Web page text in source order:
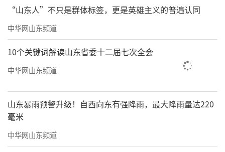
仿若从古代画卷中走来。她们或温婉端庄，或
英姿飒爽，举手投足间尽显古典韵味，仿佛带
着现场观众穿越了时空。华丽的配饰、精致的
妆容更是为表演添彩，让观众领略到了汉服之
美和传统文化的魅力。
“山东人”不只是群体标签，更是英雄主义的普遍认同
中华网山东频道
10个关键词解读山东省委十二届七次全会
中华网山东频道
山东暴雨预警升级！自西向东有强降雨，最大降雨量达220
毫米
中华网山东频道